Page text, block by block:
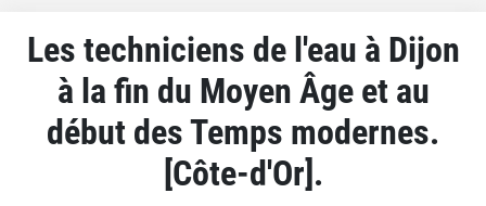
Les techniciens de l'eau à Dijon
à la fin du Moyen Âge et au
début des Temps modernes.
[Côte-d'Or].